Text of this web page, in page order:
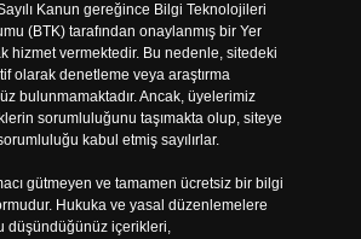
Kanun gereğince Bilgi Teknolojileri
(BTK) tarafından onaylanmış bir Yer
hizmet vermektedir. Bu nedenle, sitedeki
olarak denetleme veya araştırma
bulunmamaktadır. Ancak, üyelerimiz
sorumluluğunu taşımakta olup, siteye
kabul etmiş sayılırlar.
gütmeyen ve tamamen ücretsiz bir bilgi
Hukuka ve yasal düzenlemelere
düşündüğünüz içerikleri,